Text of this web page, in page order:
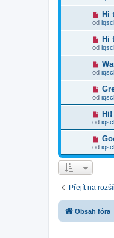
ě
v
e
k
í
p
ě
v
e
k
v
ý
p
ř
í
p
ě
v
e
k
N
o
v
ý
p
ř
í
s
p
ě
v
e
k
Hi
od
N
o
v
ý
p
ř
í
s
p
ě
v
e
k
Hi
od
N
o
v
p
ř
í
p
ě
v
e
k
od
N
o
v
ý
p
ř
í
s
p
ě
v
od
N
o
v
p
ř
í
v
e
k
od
N
o
v
ý
s
ě
v
od
Přejít na
Obsah fóra